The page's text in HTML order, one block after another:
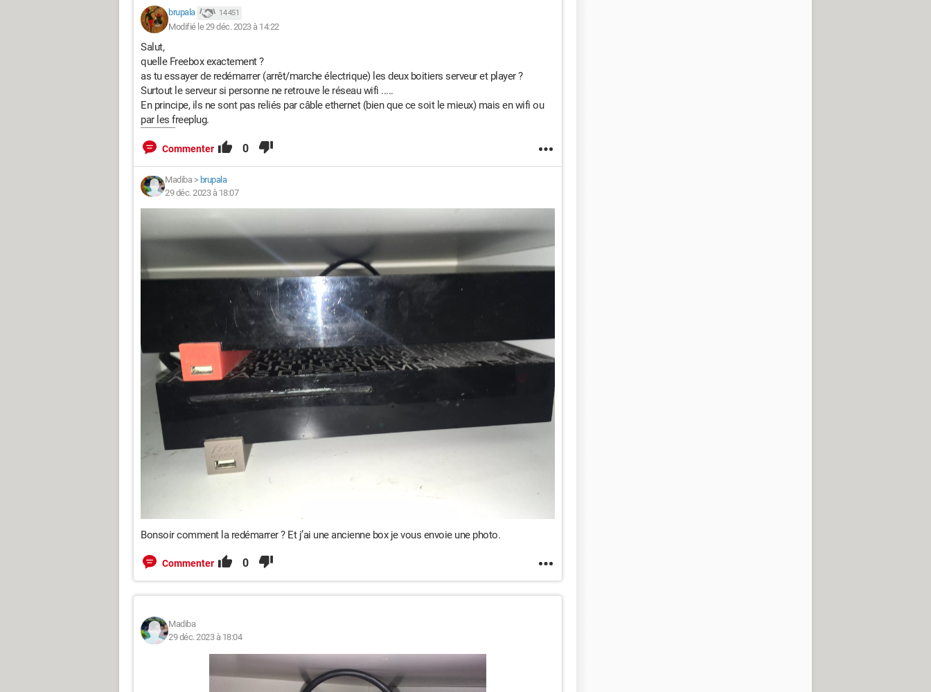
brupala 14 451
Modifié le 29 déc. 2023 à 14:22
Salut,
quelle Freebox exactement ?
as tu essayer de redémarrer (arrêt/marche électrique) les deux boitiers serveur et player ?
Surtout le serveur si personne ne retrouve le réseau wifi .....
En principe, ils ne sont pas reliés par câble ethernet (bien que ce soit le mieux) mais en wifi ou
par les freeplug.
Commenter 0
Madiba> brupala
29 déc. 2023 à 18:07
Bonsoir comment la redémarrer ? Et j’ai une ancienne box je vous envoie une photo.
Commenter 0
Madiba
29 déc. 2023 à 18:04